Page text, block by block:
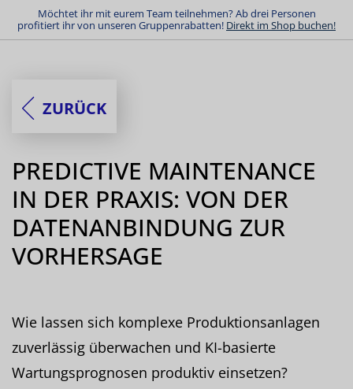
Möchtet ihr mit eurem Team teilnehmen? Ab drei Personen
profitiert ihr von unseren Gruppenrabatten! Direkt im Shop buchen!
ZURÜCK
PREDICTIVE MAINTENANCE
IN DER PRAXIS: VON DER
DATENANBINDUNG ZUR
VORHERSAGE
Wie lassen sich komplexe Produktionsanlagen
zuverlässig überwachen und KI-basierte
Wartungsprognosen produktiv einsetzen?